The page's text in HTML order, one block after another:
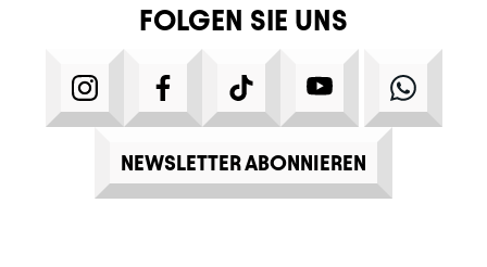
FOLGEN SIE UNS
INSTAGRAMFACEBOOKTIKTOK YOUTUBE
NEWSLETTER ABONNIEREN